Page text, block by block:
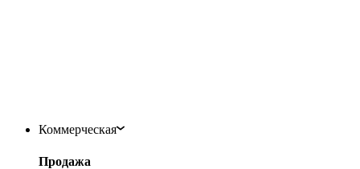
Коммерческая
Продажа